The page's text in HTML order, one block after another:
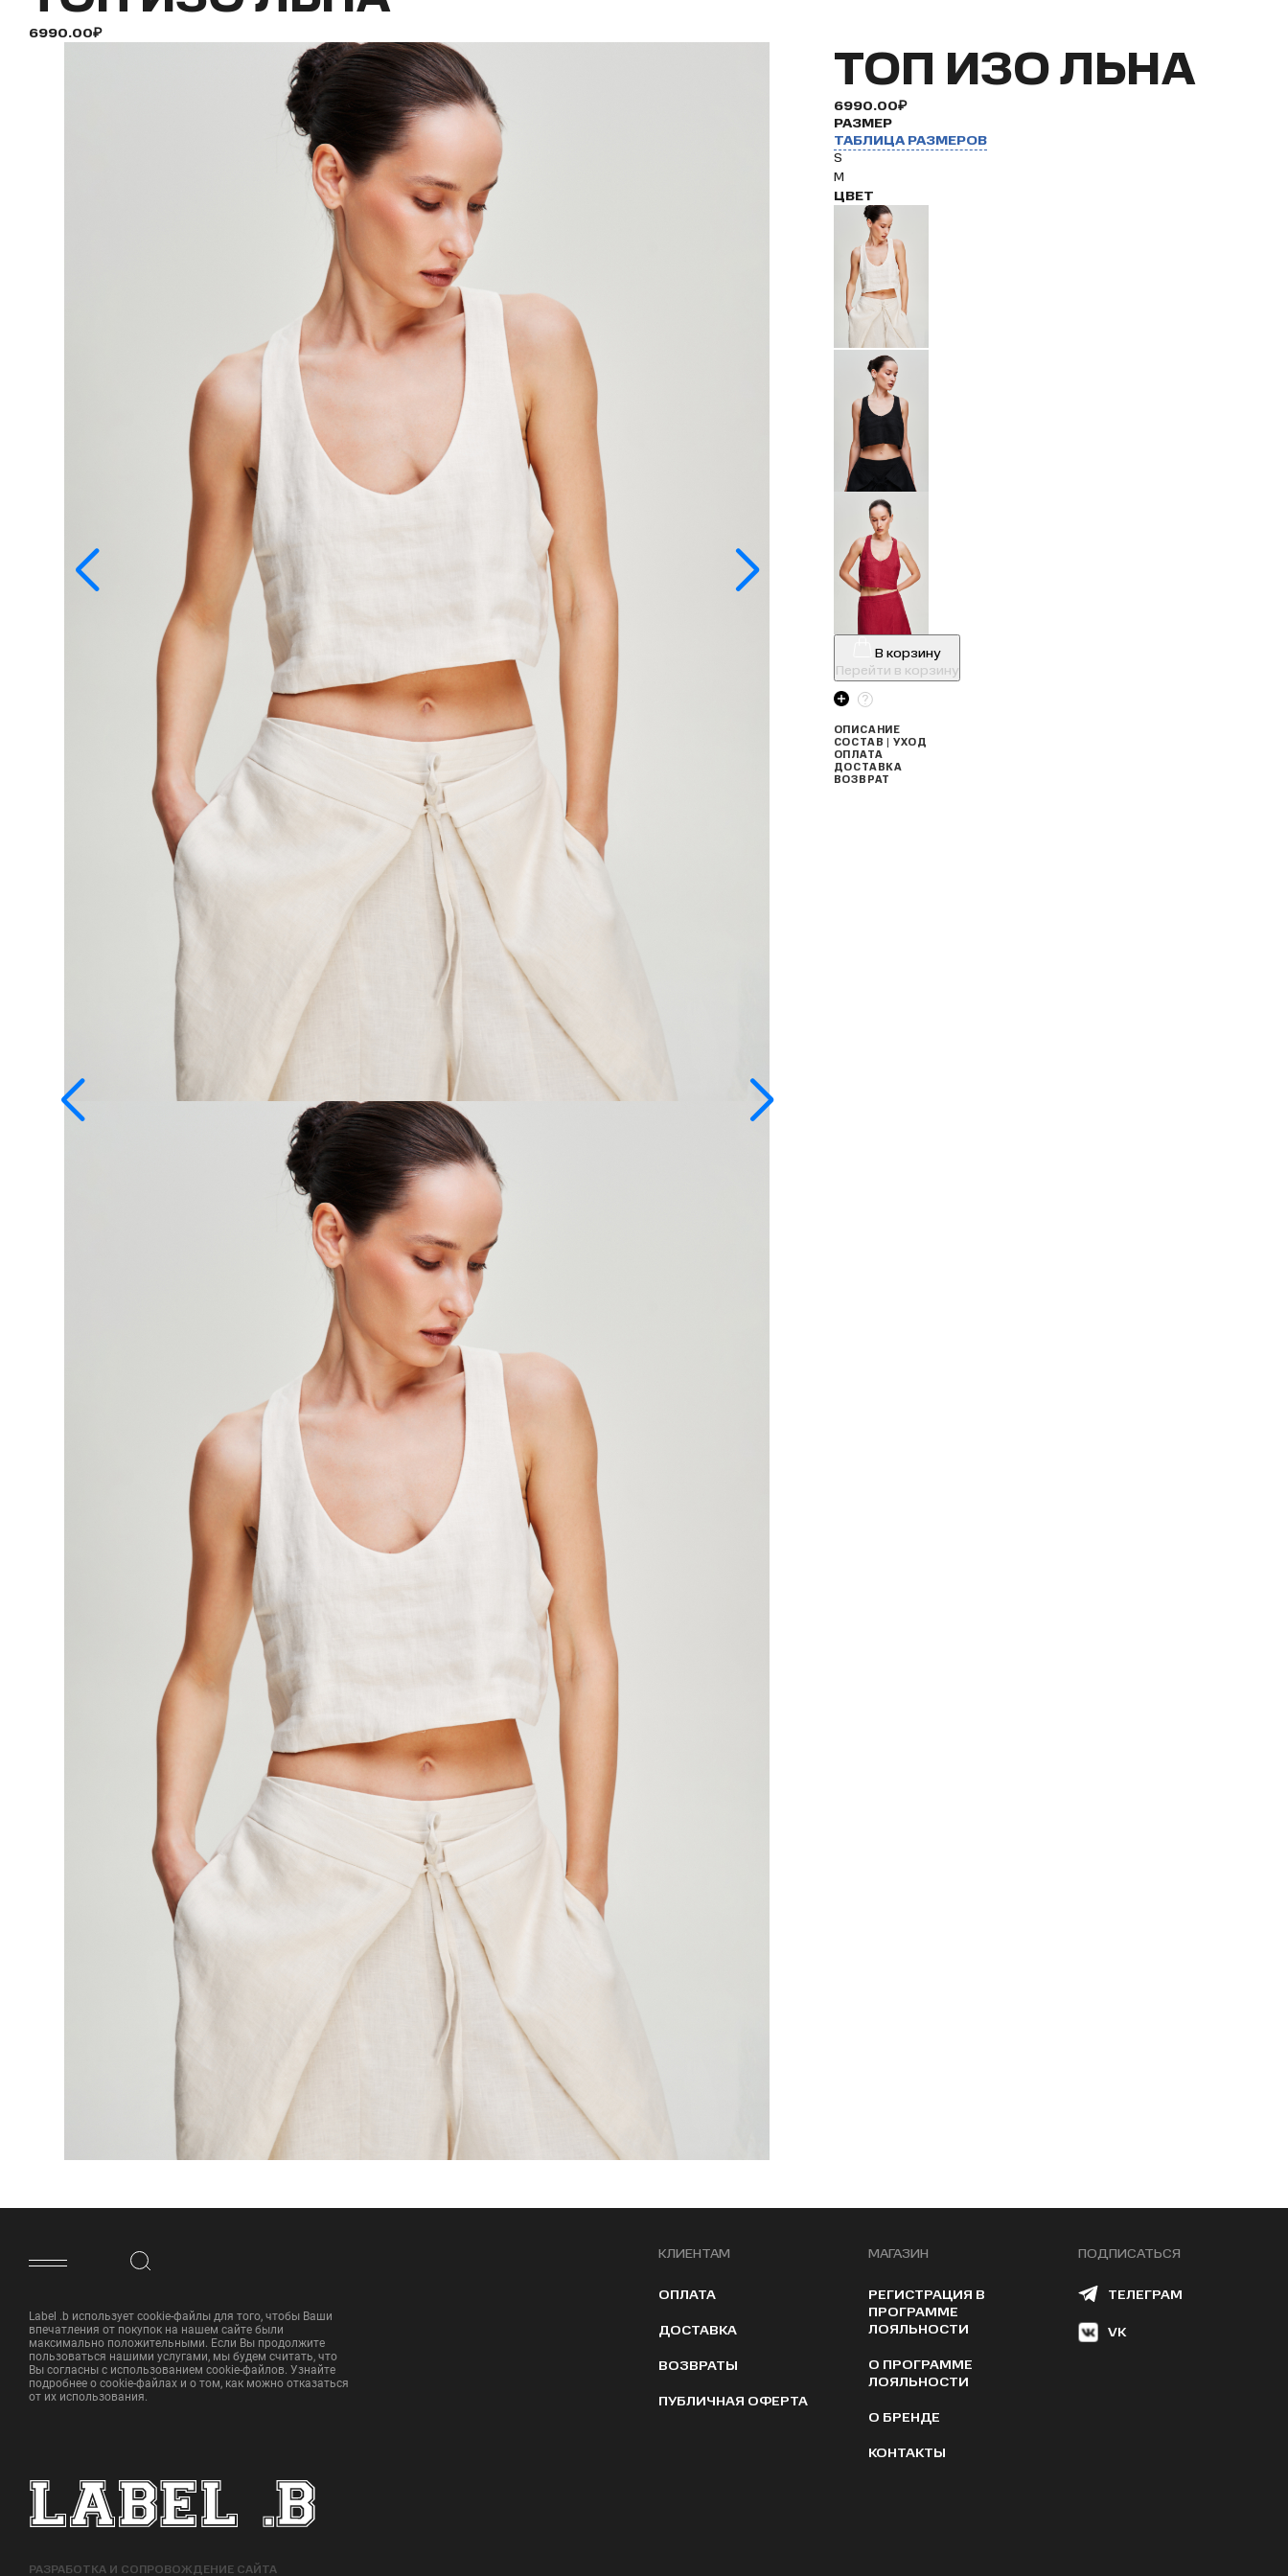
6990.00₽
ТОП ИЗО ЛЬНА
6990.00₽
РАЗМЕР
ТАБЛИЦА РАЗМЕРОВ
S
M
ЦВЕТ
В корзину
Перейти в корзину
ОПИСАНИЕ
СОСТАВ | УХОД
ОПЛАТА
ДОСТАВКА
ВОЗВРАТ
ФУТЕР САЙТА
Label .b использует cookie-файлы для того, чтобы Ваши
впечатления от покупок на нашем сайте были
максимально положительными. Если Вы продолжите
пользоваться нашими услугами, мы будем считать, что
Вы согласны с использованием cookie-файлов. Узнайте
подробнее о cookie-файлах и о том, как можно отказаться
от их использования.
РАЗРАБОТКА И СОПРОВОЖДЕНИЕ САЙТА
КЛИЕНТАМ
ОПЛАТА
ДОСТАВКА
ВОЗВРАТЫ
ПУБЛИЧНАЯ ОФЕРТА
МАГАЗИН
РЕГИСТРАЦИЯ В
ПРОГРАММЕ
ЛОЯЛЬНОСТИ
О ПРОГРАММЕ
ЛОЯЛЬНОСТИ
О БРЕНДЕ
КОНТАКТЫ
ПОДПИСАТЬСЯ
ТЕЛЕГРАМ
VK